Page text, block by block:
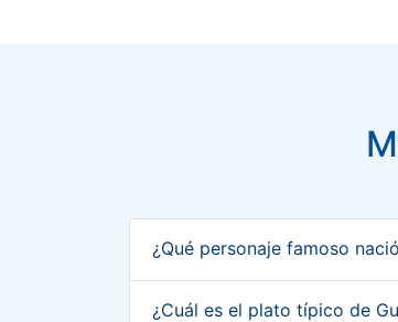
¿Qué personaje famoso
¿Cuál es el plato típico de